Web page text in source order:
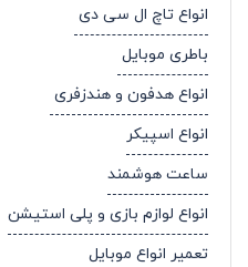
انواع تاچ ال سی دی
باطری موبایل
انواع هدفون و هندزفری
انواع اسپیکر
ساعت هوشمند
انواع لوازم بازی و پلی استیشن
تعمیر انواع موبایل